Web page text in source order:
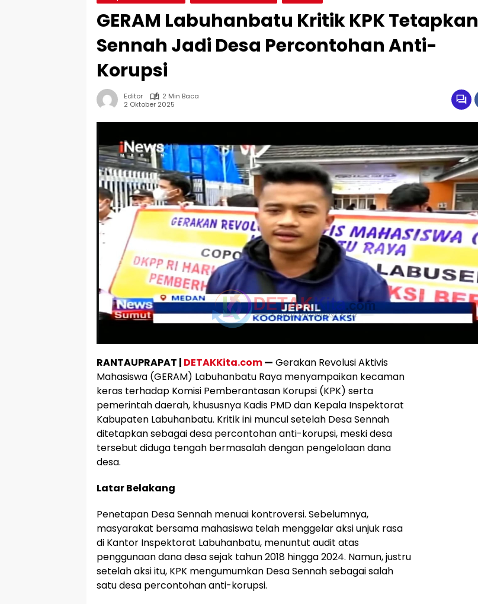
GERAM Labuhanbatu Kritik KPK Tetapkan
Sennah Jadi Desa Percontohan Anti-
Korupsi
Editor
2 Min Baca
2 Oktober 2025
RANTAUPRAPAT | DETAKKita.com— Gerakan Revolusi Aktivis
Mahasiswa (GERAM) Labuhanbatu Raya menyampaikan kecaman
keras terhadap Komisi Pemberantasan Korupsi (KPK) serta
pemerintah daerah, khususnya Kadis PMD dan Kepala Inspektorat
Kabupaten Labuhanbatu. Kritik ini muncul setelah Desa Sennah
ditetapkan sebagai desa percontohan anti-korupsi, meski desa
tersebut diduga tengah bermasalah dengan pengelolaan dana
desa.
Latar Belakang
Penetapan Desa Sennah menuai kontroversi. Sebelumnya,
masyarakat bersama mahasiswa telah menggelar aksi unjuk rasa
di Kantor Inspektorat Labuhanbatu, menuntut audit atas
penggunaan dana desa sejak tahun 2018 hingga 2024. Namun, justru
setelah aksi itu, KPK mengumumkan Desa Sennah sebagai salah
satu desa percontohan anti-korupsi.